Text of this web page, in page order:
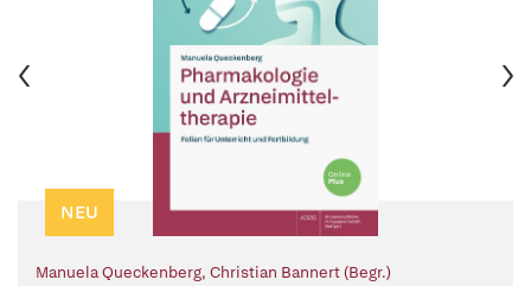
NEU
Manuela Queckenberg, Christian Bannert (Begr.)